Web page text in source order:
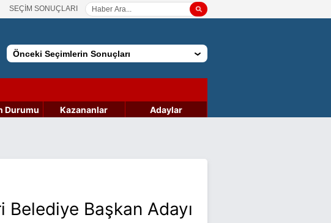
SEÇİM SONUÇLARI
Önceki Seçimlerin Sonuçları
Durumu Kazananlar Adaylar
Başkan Adayı